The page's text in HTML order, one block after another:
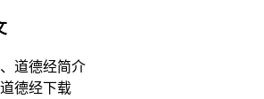
道德经简介
德经下载